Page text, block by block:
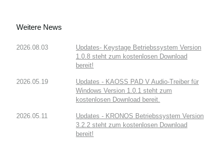
Weitere News
2026.08.03
Updates- Keystage Betriebssystem Version
1.0.8 steht zum kostenlosen Download
bereit!
2026.05.19
Updates - KAOSS PAD V Audio-Treiber für
Windows Version 1.0.1 steht zum
kostenlosen Download bereit.
2026.05.11
Updates - KRONOS Betriebssystem Version
3.2.2 steht zum kostenlosen Download
bereit!